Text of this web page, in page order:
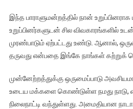
இந்த பாராளுமன்றத்தில் நான்
உறுப்பினர்களுடன் சில விவகாரங்களில்
முரண்பாடும் ஏற்பட்டது உண்டு. ஆனால்,
தருவது என்பதை இங்கே நாங்கள்
முன்னேற்றத்துக்கு ஒருமைப்பாடு
உடைய மக்களை கொண்டுள்ள நமது நாடு,
நிலைநாட்டி வந்துள்ளது. அமைதியான